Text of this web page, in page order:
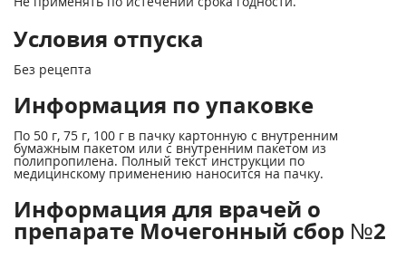
Условия отпуска
Без рецепта
Информация по упаковке
По 50 г, 75 г, 100 г в пачку картонную с внутренним
бумажным пакетом или с внутренним пакетом из
полипропилена. Полный текст инструкции по
медицинскому применению наносится на пачку.
Информация для врачей о
препарате Мочегонный сбор №2